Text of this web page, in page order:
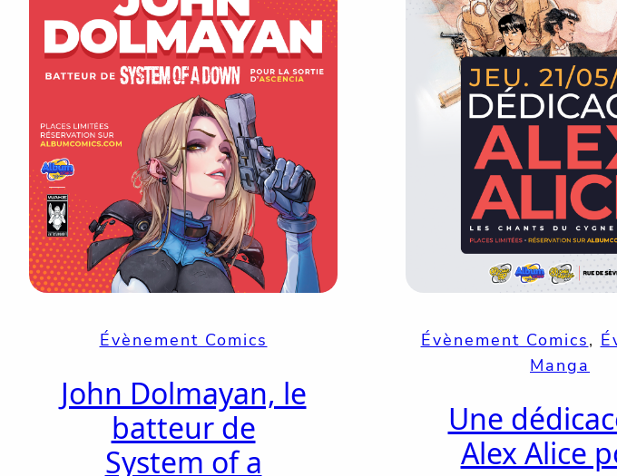
Évènement Comics
John Dolmayan, le
batteur de
System of a
Évènement Comics,
Manga
Une
Alex Alice